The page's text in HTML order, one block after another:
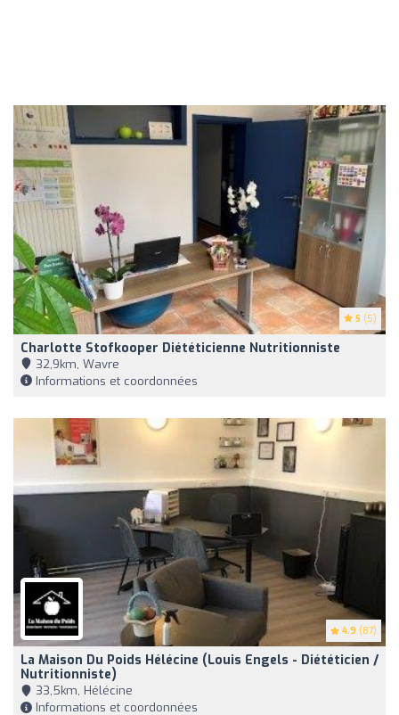
5 (5)
Charlotte Stofkooper Diététicienne Nutritionniste
32,9km, Wavre
Informations et coordonnées
4.9 (87)
La Maison Du Poids Hélécine (Louis Engels - Diététicien /
Nutritionniste)
33,5km, Hélécine
Informations et coordonnées